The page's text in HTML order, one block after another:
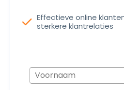
Effectieve online
sterkere klantrelaties
check